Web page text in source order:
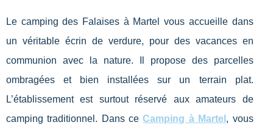
Le camping des Falaises à Martel vous accueille dans
un véritable écrin de verdure, pour des vacances en
communion avec la nature. Il propose des parcelles
ombragées et bien installées sur un terrain plat.
L’établissement est surtout réservé aux amateurs de
camping traditionnel. Dans ceCamping à Martel , vous